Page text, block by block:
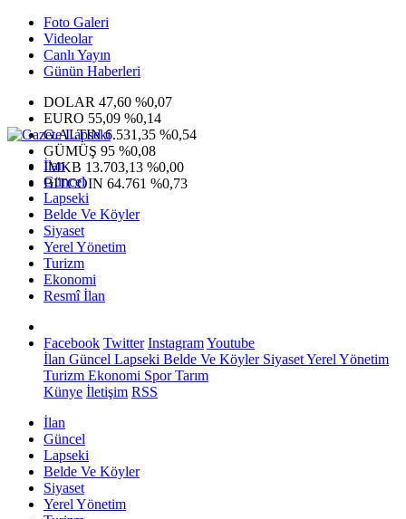
Foto Galeri
Videolar
Canlı Yayın
Günün Haberleri
DOLAR 47,60 %0,07
EURO 55,09 %0,14
G.ALTIN6.531,35 %0,54
GÜMÜŞ 95 %0,08
IMKB 13.703,13 %0,00
BITCOIN 64.761 %0,73
İlan
Güncel
Lapseki
Belde Ve Köyler
Siyaset
Yerel Yönetim
Turizm
Ekonomi
Resmî İlan
Facebook Twitter InstagramYoutube
İlan Güncel Lapseki Belde Ve KöylerSiyasetYerel Yönetim
Turizm Ekonomi SporTarım
Künye İletişim RSS
İlan
Güncel
Lapseki
Belde Ve Köyler
Siyaset
Yerel Yönetim